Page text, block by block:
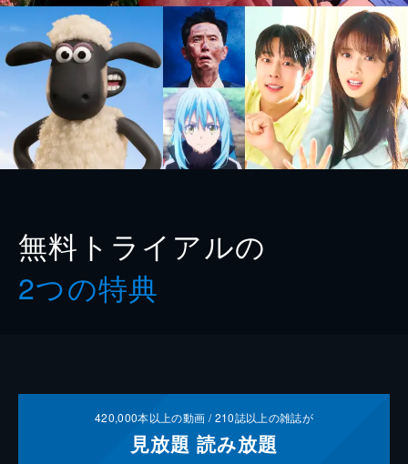
無料トライアルの
2つの特典
420,000本以上の動画 /210誌以上の雑誌が
見放題 読み放題